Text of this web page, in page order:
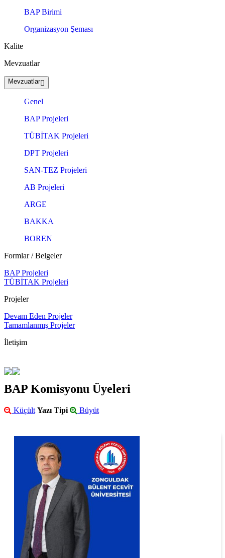
BAP Birimi
Organizasyon Şeması
Kalite
Mevzuatlar
Mevzuatlar
Genel
BAP Projeleri
TÜBİTAK Projeleri
DPT Projeleri
SAN-TEZ Projeleri
AB Projeleri
ARGE
BAKKA
BOREN
Formlar / Belgeler
BAP Projeleri
TÜBİTAK Projeleri
Projeler
Devam Eden Projeler
Tamamlanmış Projeler
İletişim
BAP Komisyonu Üyeleri
Küçült Yazı Tipi Büyüt